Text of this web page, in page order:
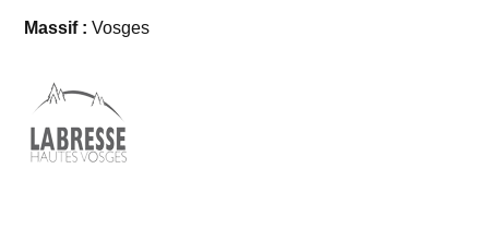
Massif : Vosges